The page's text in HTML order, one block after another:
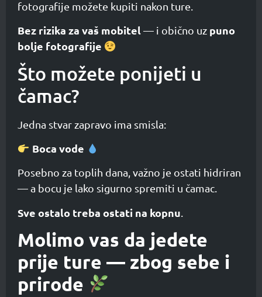
fotografije možete kupiti nakon ture.
Bez rizika za vaš mobitel— i obično uz puno
bolje fotografije
Što možete ponijeti u
čamac?
Jedna stvar zapravo ima smisla:
Boca vode
Posebno za toplih dana, važno je ostati hidriran
— a bocu je lako sigurno spremiti u čamac.
Sve ostalo treba ostati na kopnu
Molimo vas da jedete
prije ture — zbog sebe i
prirode